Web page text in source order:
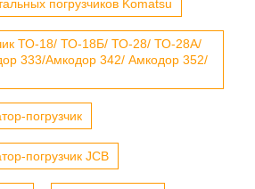
погрузчиков Komatsu
ТО-18/ ТО-18Б/ ТО-28/ ТО-28А/
333/Амкодор 342/ Амкодор 352/
погрузчик
погрузчик JCB